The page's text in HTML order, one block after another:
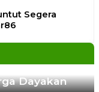
Segera
Dayakan